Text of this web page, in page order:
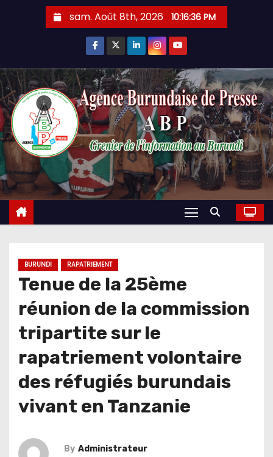
sam. Août 8th, 2026 10:16:37 PM
BURUNDI RAPATRIEMENT
Tenue de la 25ème
réunion de la commission
tripartite sur le
rapatriement volontaire
des réfugiés burundais
vivant en Tanzanie
By Administrateur